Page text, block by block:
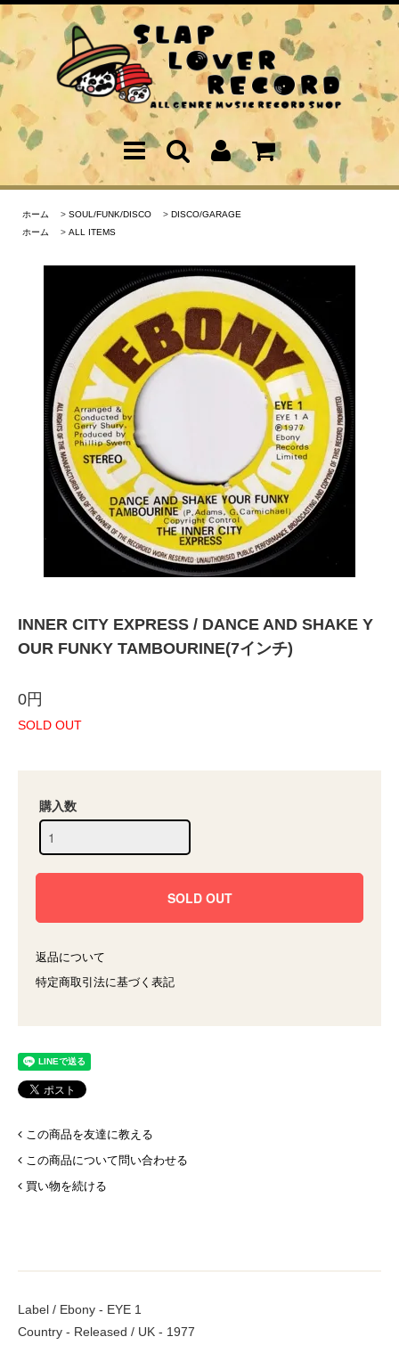
ホーム > SOUL/FUNK/DISCO > DISCO/GARAGE
ホーム
> ALL ITEMS
INNER CITY EXPRESS / DANCE AND SHAKE Y
OUR FUNKY TAMBOURINE(7インチ)
0円
SOLD OUT
購入数
返品について
特定商取引法に基づく表記
この商品を友達に教える
この商品について問い合わせる
買い物を続ける
Label / Ebony - EYE 1
Country - Released / UK - 1977